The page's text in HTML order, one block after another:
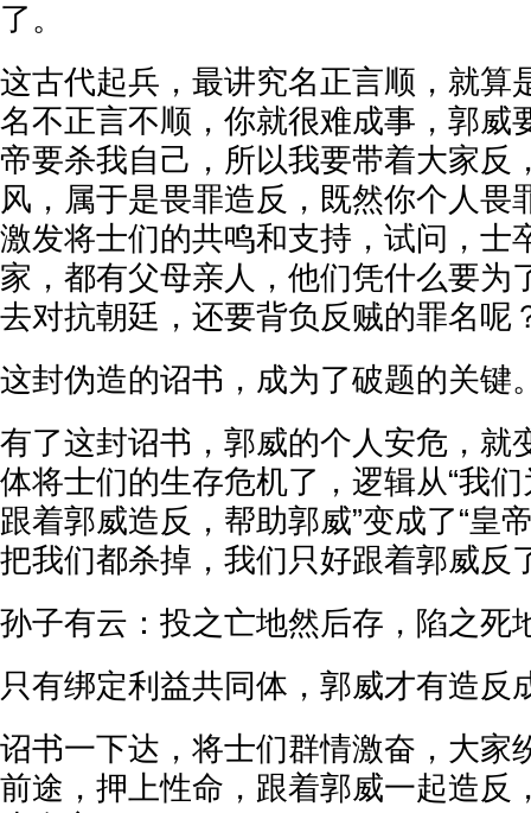
了。
这古代起兵，最讲究名正言顺，就算
名不正言不顺，你就很难成事，郭威
帝要杀我自己，所以我要带着大家反
风，属于是畏罪造反，既然你个人畏
激发将士们的共鸣和支持，试问，士
家，都有父母亲人，他们凭什么要为
去对抗朝廷，还要背负反贼的罪名呢
这封伪造的诏书，成为了破题的关键
有了这封诏书，郭威的个人安危，就
体将士们的生存危机了，逻辑从“我
跟着郭威造反，帮助郭威”变成了“皇
把我们都杀掉，我们只好跟着郭威反
孙子有云：投之亡地然后存，陷之死
只有绑定利益共同体，郭威才有造反
诏书一下达，将士们群情激奋，大家
前途，押上性命，跟着郭威一起造反